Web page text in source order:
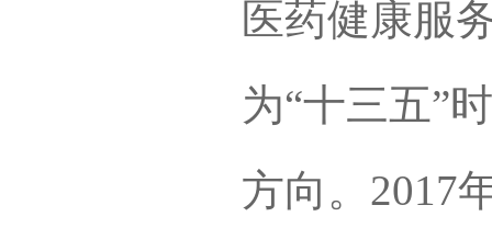
医药健康服
为“十三五”
方向。2017